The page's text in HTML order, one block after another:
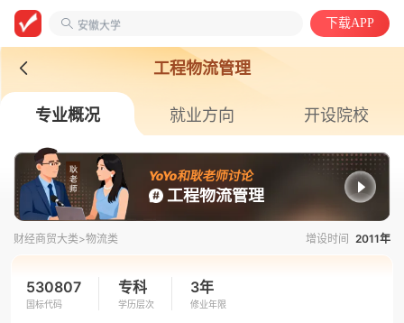
安徽大学 下载APP
工程物流管理
专业概况 就业方向 开设院校
YoYo和耿老师讨论
工程物流管理
财经商贸大类>物流类 增设时间 2011年
530807
国标代码
专科
学历层次
3年
修业年限